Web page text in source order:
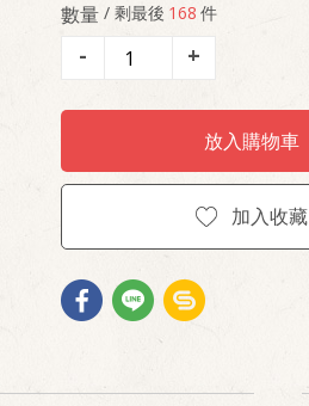
數量 / 剩最後 168 件
- +
放入購物車
加入收藏